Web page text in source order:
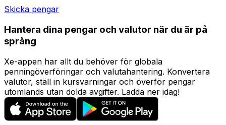
Skicka pengar
Hantera dina pengar och valutor när du är på
språng
Xe-appen har allt du behöver för globala
penningöverföringar och valutahantering. Konvertera
valutor, ställ in kursvarningar och överför pengar
utomlands utan dolda avgifter. Ladda ner idag!